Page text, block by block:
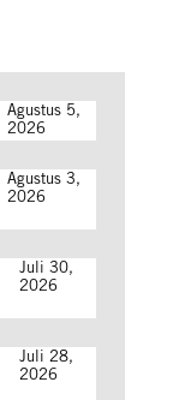
Agustus 5,
2026
Agustus 3,
2026
Juli 30,
2026
Juli 28,
2026